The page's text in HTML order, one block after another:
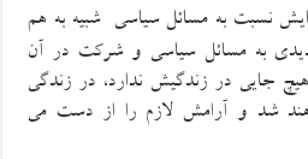
نسبت به مسائل سیاسی
شبیه به هم
به مسائل سیاسی و شرکت در آن
جایی در زندگیش ندارد، در زندگی
شد و آرامش لازم را از دست می